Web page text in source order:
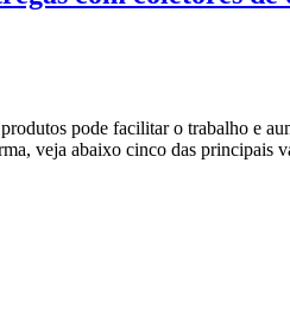
pode facilitar o trabalho e
veja abaixo cinco das principais